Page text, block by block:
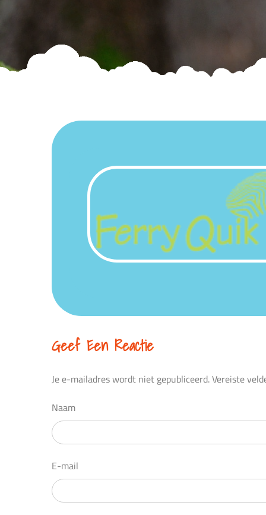
Geef Een Reactie
Je e-mailadres wordt niet gepubliceerd.Vereiste
Naam
E-mail